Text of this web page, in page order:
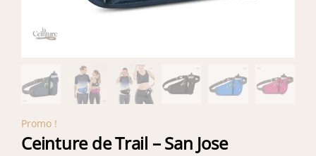
Promo !
Ceinture de Trail – San Jose